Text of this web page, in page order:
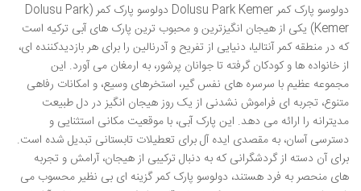
دولوسو پارک کمر Dolusu Park Kemer دولوسو پارک کمر (Dolusu Park
Kemer) یکی از هیجان انگیزترین و محبوب ترین پارک های آبی ترکیه است
که در منطقه کمر آنتالیا، دنیایی از تفریح و آدرنالین را برای هر بازدیدکننده ای،
از خانواده ها و کودکان گرفته تا جوانان پرشور، به ارمغان می آورد. این
مجموعه عظیم با سرسره های نفس گیر، استخرهای وسیع، و امکانات رفاهی
متنوع، تجربه ای فراموش نشدنی از یک روز هیجان انگیز در دل طبیعت
مدیترانه را ارائه می دهد. این پارک آبی، با موقعیت مکانی استثنایی و
دسترسی آسان، به مقصدی ایده آل برای تعطیلات تابستانی تبدیل شده است.
برای آن دسته از گردشگرانی که به دنبال ترکیبی از هیجان، آرامش و تجربه
های منحصر به فرد هستند، دولوسو پارک کمر گزینه ای بی نظیر محسوب می